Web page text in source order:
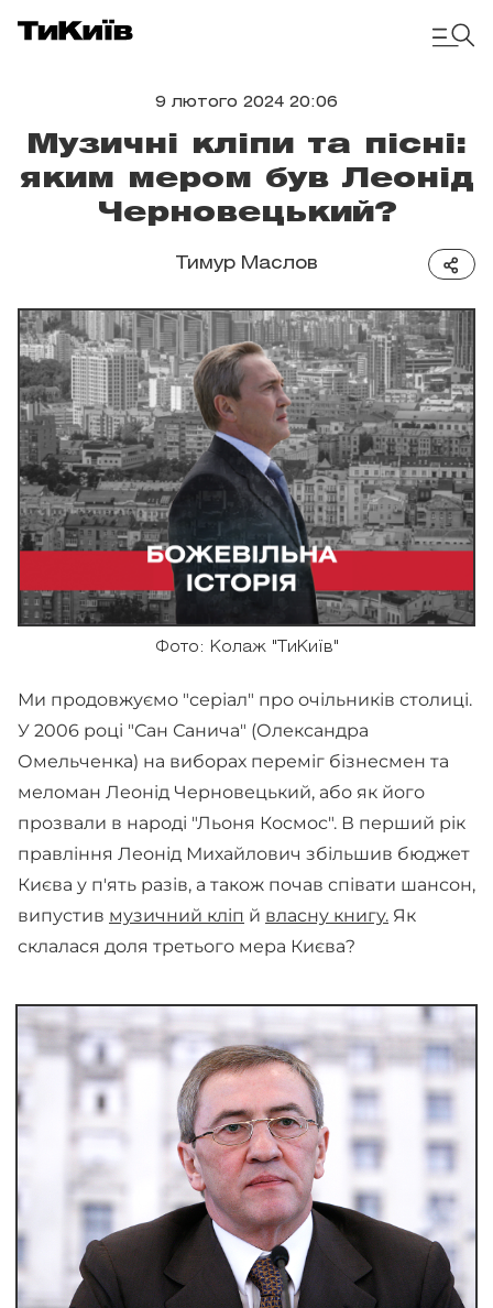
9 лютого 2024 20:06
Музичні кліпи та пісні:
яким мером був Леонід
Черновецький?
Тимур Маслов
Фото: Колаж ​"ТиКиїв" ​
Ми продовжуємо "серіал" про очільників столиці.
У 2006 році "Сан Санича" (Олександра
Омельченка) на виборах переміг бізнесмен та
меломан Леонід Черновецький, або як його
прозвали в народі "Льоня Космос". В перший рік
правління Леонід Михайлович збільшив бюджет
Києва у п'ять разів, а також почав співати шансон,
випустив музичний кліп й власну книгу. Як
склалася доля третього мера Києва?